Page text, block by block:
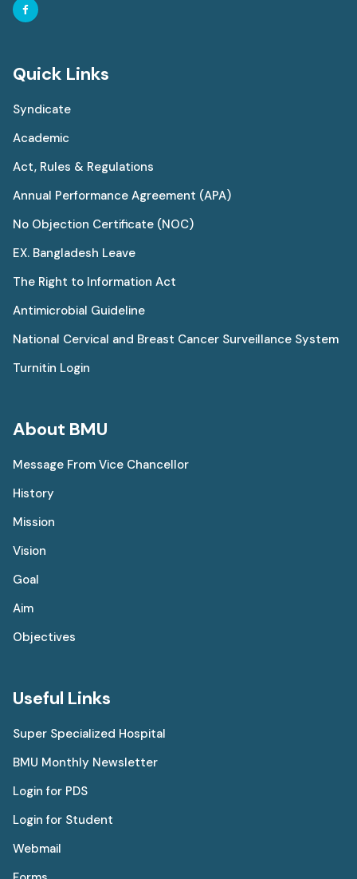
Quick Links
Syndicate
Academic
Act, Rules & Regulations
Annual Performance Agreement (APA)
No Objection Certificate (NOC)
EX. Bangladesh Leave
The Right to Information Act
Antimicrobial Guideline
National Cervical and Breast Cancer Surveillance System
Turnitin Login
About BMU
Message From Vice Chancellor
History
Mission
Vision
Goal
Aim
Objectives
Useful Links
Super Specialized Hospital
BMU Monthly Newsletter
Login for PDS
Login for Student
Webmail